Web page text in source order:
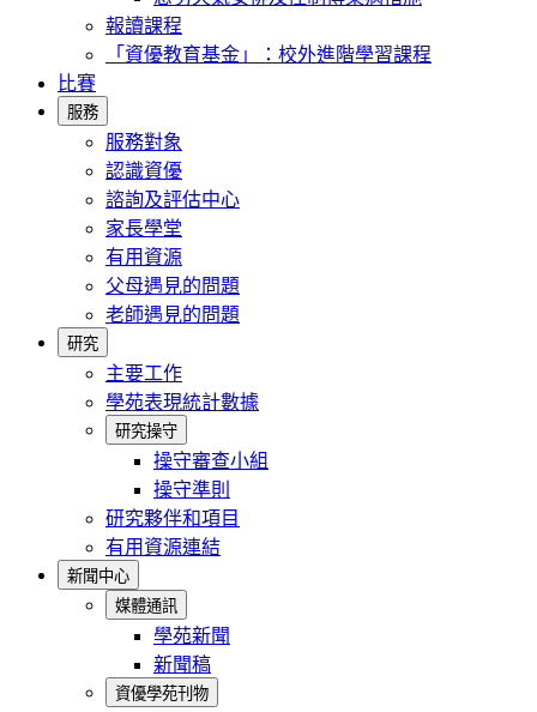
報讀課程
「資優教育基金」：校外進階學習課程
比賽
服務
服務對象
認識資優
諮詢及評估中心
家長學堂
有用資源
父母遇見的問題
老師遇見的問題
研究
主要工作
學苑表現統計數據
研究操守
操守審查小組
操守準則
研究夥伴和項目
有用資源連結
新聞中心
媒體通訊
學苑新聞
新聞稿
資優學苑刊物